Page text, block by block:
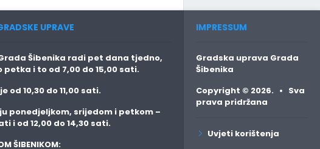
UPRAVE
Šibenika radi pet dana tjedno,
petka i to od 7,00 do 15,00 sati.
od 10,30 do 11,00 sati.
ponedjeljkom, srijedom i petkom –
i od 12,00 do 14,30 sati.
ŠIBENIKOM:
IMPRESSUM
Gradska uprava Grada
Šibenika
Copyright © 2026. • Sva
prava pridržana
Uvjeti korištenja